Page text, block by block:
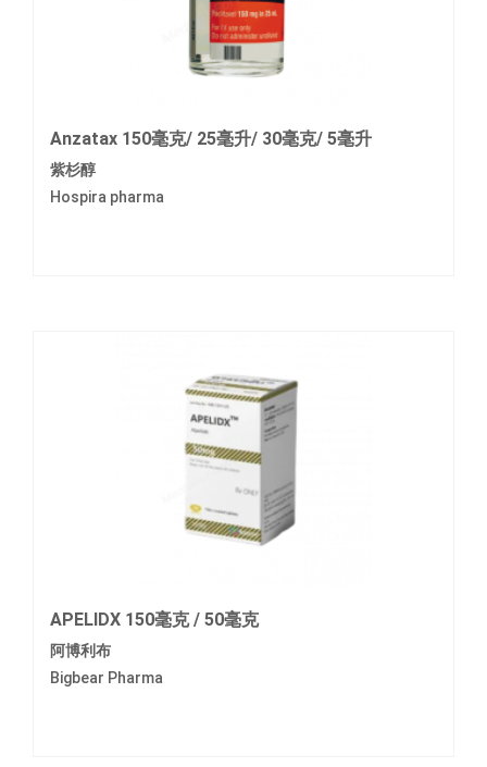
Anzatax 150毫克/ 25毫升/ 30毫克/ 5毫升
紫杉醇
Hospira pharma
APELIDX 150毫克 / 50毫克
阿博利布
Bigbear Pharma